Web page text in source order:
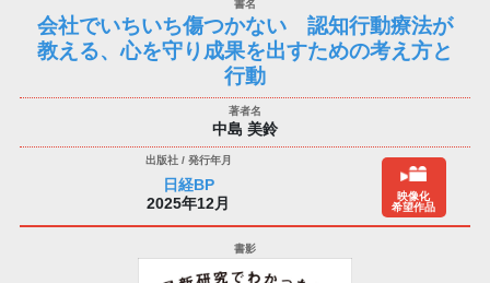
会社でいちいち傷つかない 認知行動療法が
教える、心を守り成果を出すための考え方と
行動
中島 美鈴
日経BP
2025年12月
映像化
希望作品